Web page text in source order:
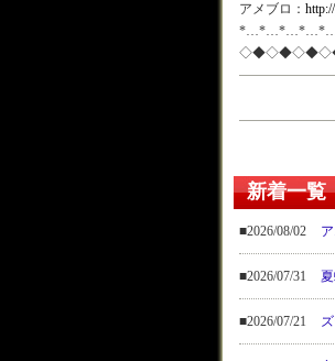
アメブロ：
新着一覧
■2026/08/02
■2026/07/31
■2026/07/21